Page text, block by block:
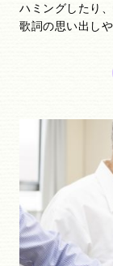
ハミングしたり
歌詞の思い出し